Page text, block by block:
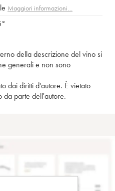
Maggiori informazioni…
della descrizione del vino si
generali e non sono
dai diritti d'autore. È vietato
da parte dell'autore.